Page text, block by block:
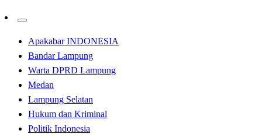
Apakabar INDONESIA
Bandar Lampung
Warta DPRD Lampung
Medan
Lampung Selatan
Hukum dan Kriminal
Politik Indonesia